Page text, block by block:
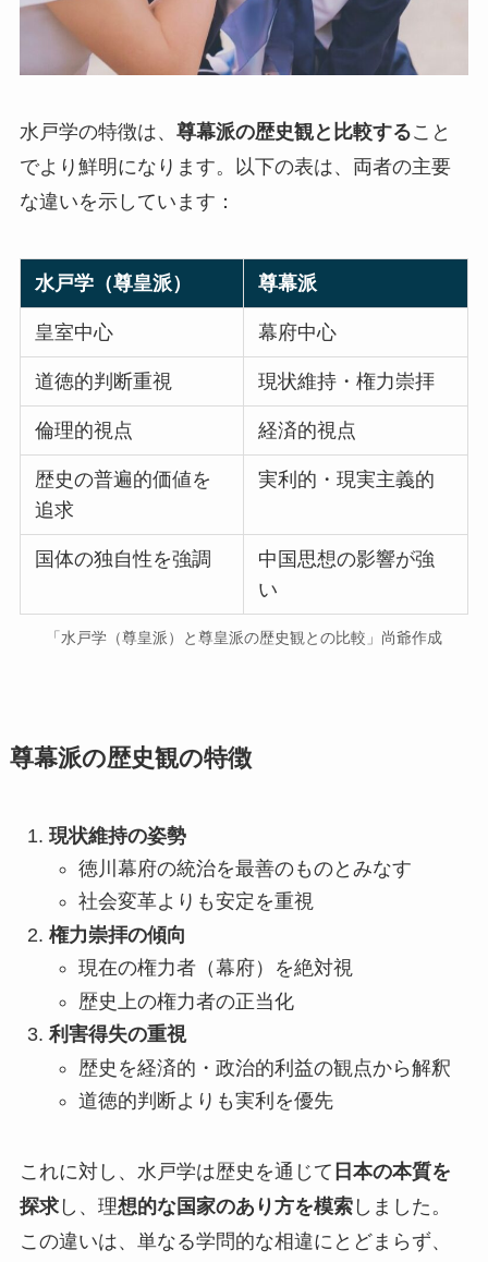
水戸学の特徴は、 尊幕派の歴史観と比較すること
でより鮮明になります。以下の表は、両者の主要
な違いを示しています：
水戸学（尊皇派） 尊幕派
皇室中心 幕府中心
道徳的判断重視 現状維持・権力崇拝
倫理的視点 経済的視点
歴史の普遍的価値を
追求
実利的・現実主義的
国体の独自性を強調
中国思想の影響が強
い
「水戸学（尊皇派）と尊皇派の歴史観との比較」尚爺作成
尊幕派の歴史観の特徴
現状維持の姿勢
徳川幕府の統治を最善のものとみなす
社会変革よりも安定を重視
権力崇拝の傾向
現在の権力者（幕府）を絶対視
歴史上の権力者の正当化
利害得失の重視
歴史を経済的・政治的利益の観点から解釈
道徳的判断よりも実利を優先
これに対し、水戸学は歴史を通じて 日本の本質を
探求し、理想的な国家のあり方を模索しました。
この違いは、単なる学問的な相違にとどまらず、